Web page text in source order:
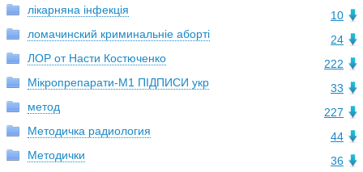
10
лікарняна інфекція
24
ломачинский криминальніе аборті
222
ЛОР от Насти Костюченко
33
Мікропрепарати-М1 ПІДПИСИ укр
227
метод
44
Методичка радиология
36
Методички